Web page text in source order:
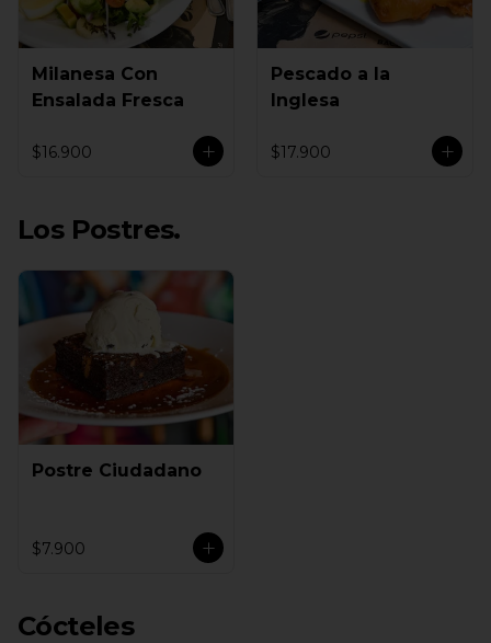
Milanesa Con
Ensalada Fresca
$16.900
Pescado a la
Inglesa
$17.900
Los Postres.
Postre Ciudadano
$7.900
Cócteles